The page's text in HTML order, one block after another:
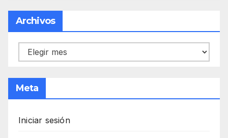
Archivos
Archivos
Meta
Iniciar sesión